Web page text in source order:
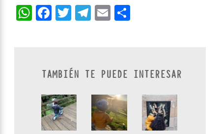
WhatsApp
Facebook
Twitter
Telegram
Email
TAMBIÉN TE PUEDE INTERESAR